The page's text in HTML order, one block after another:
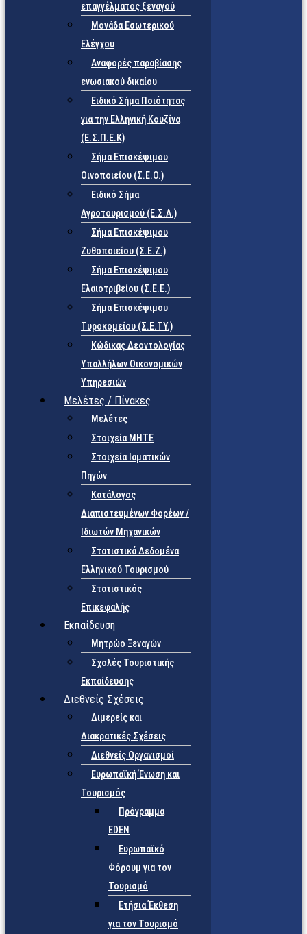
επαγγέλματος ξεναγού
Μονάδα Εσωτερικού
Ελέγχου
Αναφορές παραβίασης
ενωσιακού δικαίου
Ειδικό Σήμα Ποιότητας
για την Ελληνική Κουζίνα
(Ε.Σ.Π.Ε.Κ)
Σήμα Επισκέψιμου
Οινοποιείου (Σ.Ε.Ο.)
Ειδικό Σήμα
Αγροτουρισμού (Ε.Σ.Α.)
Σήμα Επισκέψιμου
Ζυθοποιείου (Σ.Ε.Ζ.)
Σήμα Επισκέψιμου
Ελαιοτριβείου (Σ.Ε.Ε.)
Σήμα Επισκέψιμου
Τυροκομείου (Σ.Ε.TY.)
Κώδικας Δεοντολογίας
Υπαλλήλων Οικονομικών
Υπηρεσιών
Μελέτες / Πίνακες
Μελέτες
Στοιχεία ΜΗΤΕ
Στοιχεία Ιαματικών
Πηγών
Κατάλογος
Διαπιστευμένων Φορέων /
Ιδιωτών Μηχανικών
Στατιστικά Δεδομένα
Ελληνικού Τουρισμού
Στατιστικός
Επικεφαλής
Εκπαίδευση
Μητρώο Ξεναγών
Σχολές Τουριστικής
Εκπαίδευσης
Διεθνείς Σχέσεις
Διμερείς και
Διακρατικές Σχέσεις
Διεθνείς Οργανισμοί
Ευρωπαϊκή Ένωση και
Τουρισμός
Πρόγραμμα
EDEN
Ευρωπαϊκό
Φόρουμ για τον
Τουρισμό
Ετήσια Έκθεση
για τον Τουρισμό